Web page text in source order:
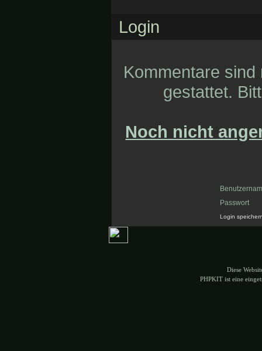
Login
Kommentare
gestattet.
Noch nicht
Passwort
Login
Diese
PHPKIT ist eine